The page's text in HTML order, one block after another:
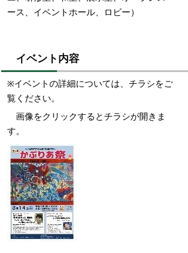
ース、イベントホール、ロビー）
イベント内容
※イベントの詳細については、チラシをご
覧ください。
画像をクリックするとチラシが開きま
す。